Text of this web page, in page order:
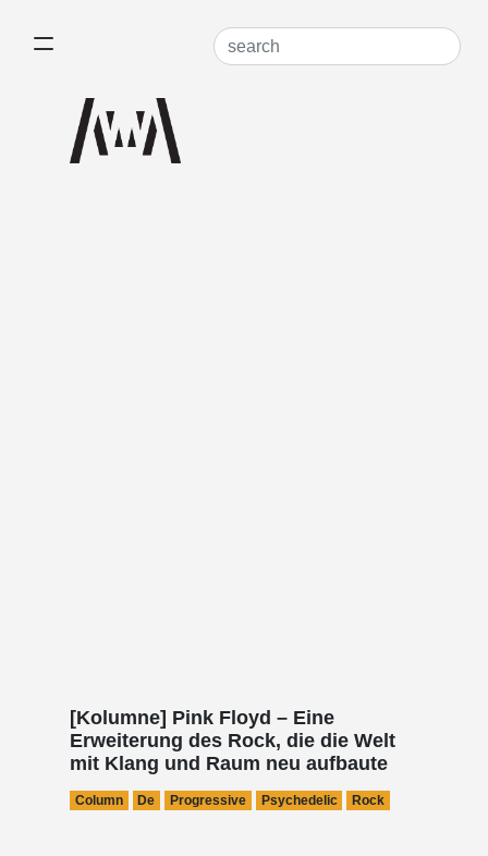
[Kolumne] Pink Floyd – Eine
Erweiterung des Rock, die die Welt
mit Klang und Raum neu aufbaute
Column De Progressive Psychedelic Rock